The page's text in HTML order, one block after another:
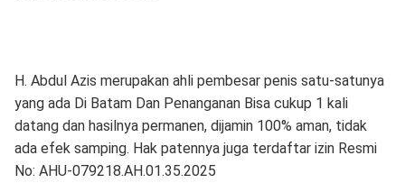
H. Abdul Azis merupakan ahli pembesar penis satu-satunya
yang ada Di Batam Dan Penanganan Bisa cukup 1 kali
datang dan hasilnya permanen, dijamin 100% aman, tidak
ada efek samping. Hak patennya juga terdaftar izin Resmi
No: AHU-079218.AH.01.35.2025